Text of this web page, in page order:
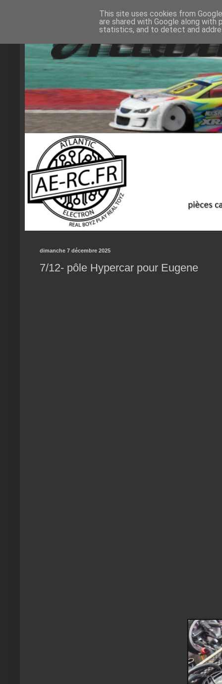
dimanche 7 décembre 2025
7/12- pôle Hypercar pour Eugene
This site uses cookies from
are shared with Google along
statistics, and to detect and